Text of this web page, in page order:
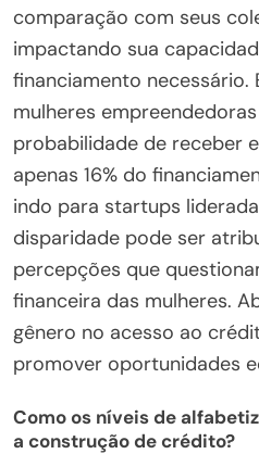
comparação com seus
impactando sua
financiamento
mulheres
probabilidade de receber
apenas 16% do
indo para startups
disparidade pode ser
percepções que
financeira das mulheres.
gênero no acesso ao
promover oportunidades
Como os níveis de
a construção de crédito?